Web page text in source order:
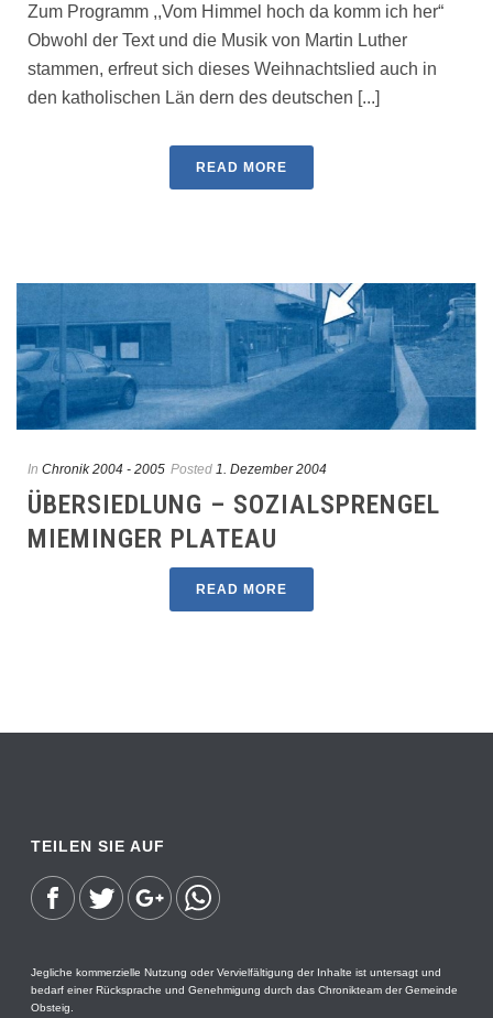
Zum Programm ,,Vom Himmel hoch da komm ich her“
Obwohl der Text und die Musik von Martin Luther
stammen, erfreut sich dieses Weihnachtslied auch in
den katholischen Län­ dern des deutschen [...]
READ MORE
In Chronik 2004 - 2005 Posted 1. Dezember 2004
ÜBERSIEDLUNG – SOZIALSPRENGEL
MIEMINGER PLATEAU
READ MORE
TEILEN SIE AUF
Jegliche kommerzielle Nutzung oder Vervielfältigung der Inhalte ist untersagt und
bedarf einer Rücksprache und Genehmigung durch das Chronikteam der Gemeinde
Obsteig.